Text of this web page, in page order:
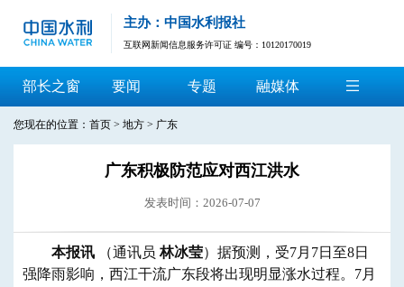
主办：中国水利报社
互联网新闻信息服务许可证 编号：10120170019
部长之窗 要闻 专题 融媒体
您现在的位置： 首页 > 地方 > 广东
广东积极防范应对西江洪水
发表时间：2026-07-07
本报讯 （通讯员林冰莹）据预测，受7月7日至8日
强降雨影响，西江干流广东段将出现明显涨水过程。7月